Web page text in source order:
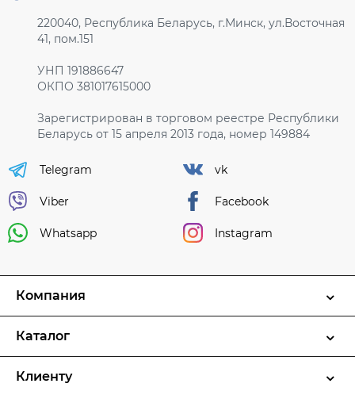
220040, Республика Беларусь, г.Минск, ул.Восточная
41, пом.151
УНП 191886647
ОКПО 381017615000
Зарегистрирован в торговом реестре Республики
Беларусь от 15 апреля 2013 года, номер 149884
Telegram
Viber
Whatsapp
vk
Facebook
Instagram
Компания
Каталог
Клиенту